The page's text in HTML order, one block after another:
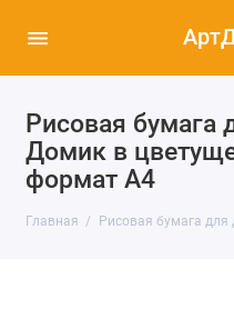
Рисовая бумага
Домик в
формат А4
Главная Рисовая бумага для